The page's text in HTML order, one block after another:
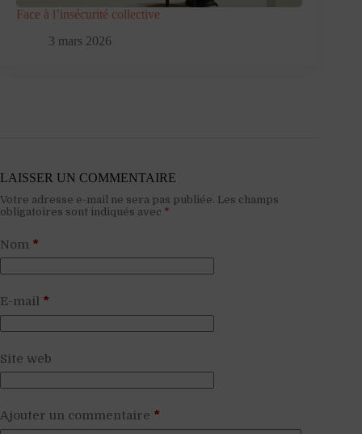
Face à l’insécurité collective
3 mars 2026
LAISSER UN COMMENTAIRE
Votre adresse e-mail ne sera pas publiée. Les champs
obligatoires sont indiqués avec *
Nom *
E-mail *
Site web
Ajouter un commentaire *